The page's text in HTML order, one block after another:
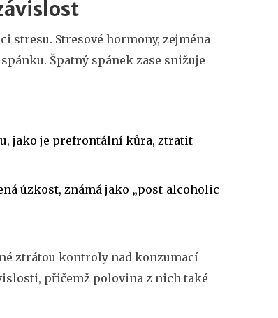
stresu. Stresové hormony, zejména
Špatný spánek zase snižuje
jako je prefrontální kůra, ztratit
úzkost, známá jako „post‑alcoholic
ztrátou kontroly nad konzumací
přičemž polovina z nich také